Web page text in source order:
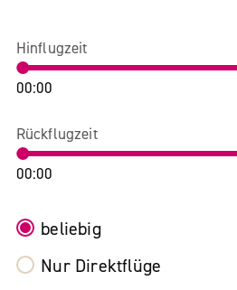
Hinflugzeit
00:00
Rückflugzeit
00:00
beliebig
Nur Direktflüge